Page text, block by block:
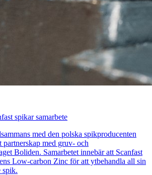
spikar samarbete
med den polska spikproducenten
partnerskap med gruv- och
Boliden. Samarbetet innebär att Scanfast
Low-carbon Zinc för att ytbehandla all sin
spik.